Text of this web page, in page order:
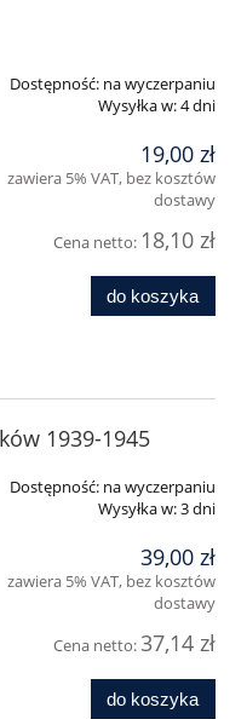
Dostępność: na wyczerpaniu
Wysyłka w:4 dni
19,00 zł
zawiera 5% VAT, bez kosztów
dostawy
Cena netto: 18,10 zł
do koszyka
1939-1945
Dostępność: na wyczerpaniu
Wysyłka w:3 dni
39,00 zł
zawiera 5% VAT, bez kosztów
dostawy
Cena netto:37,14 zł
do koszyka